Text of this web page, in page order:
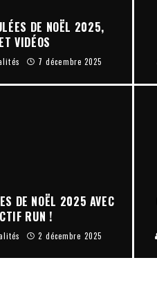
DE NOËL 2025,
VIDÉOS
7 décembre 2025
DE NOËL 2025 AVEC
RUN !
2 décembre 2025